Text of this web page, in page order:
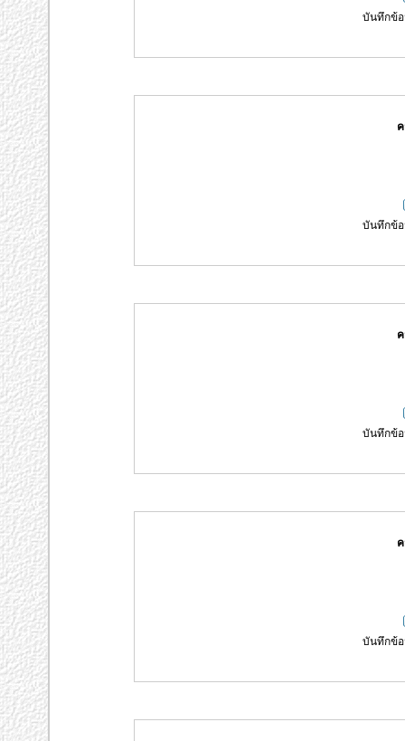
บันทึกข้อ
บันทึกข้อ
บันทึกข้อ
บันทึกข้อ